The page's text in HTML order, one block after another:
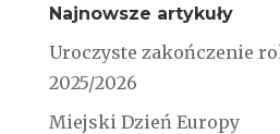
Najnowsze artykuły
Uroczyste zakończenie
2025/2026
Miejski Dzień Europy